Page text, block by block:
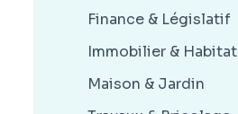
Finance & Législatif
Immobilier & Habitat
Maison & Jardin